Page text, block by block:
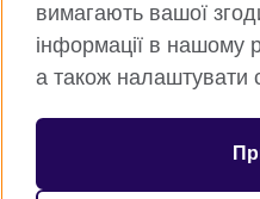
вимагають вашої
інформації в нашому
а також налаштувати